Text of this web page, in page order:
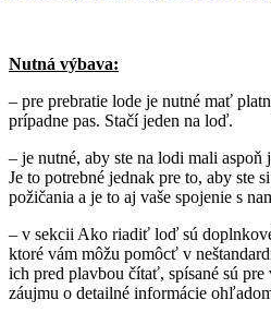
Nutná výbava:
– pre prebratie lode je nutné mať
prípadne pas. Stačí jeden na loď.
– je nutné, aby ste na lodi mali
Je to potrebné jednak pre to, aby ste
požičania a je to aj vaše spojenie s
– v sekcii Ako riadiť loď sú
ktoré vám môžu pomôcť v
ich pred plavbou čítať, spísané sú
záujmu o detailné informácie